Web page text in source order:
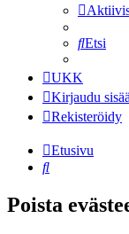
Etsi
UKK
Kirjaudu
Rekisteröidy
Etusivu
Etsi
Poista